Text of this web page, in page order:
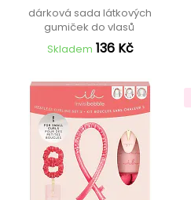
dárková sada látkových
gumiček do vlasů
Skladem 136 Kč